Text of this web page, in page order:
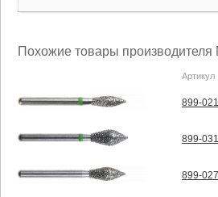
Похожие товары производителя
Артикул
899-
899-
899-